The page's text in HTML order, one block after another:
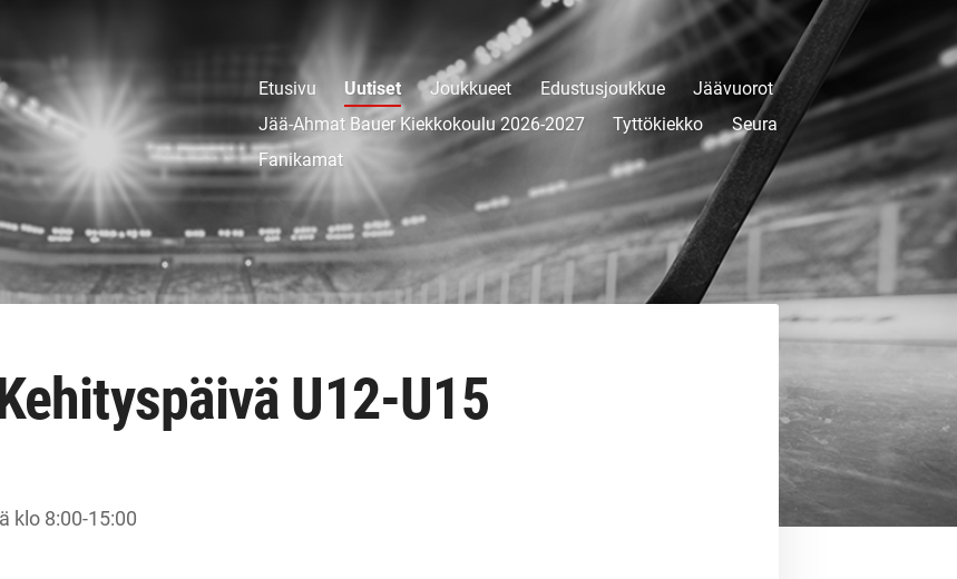
Etusivu Uutiset Joukkueet Edustusjoukkue
Jäävuorot
Jää-Ahmat Bauer Kiekkokoulu 2026-2027
Tyttökiekko
Seura
Fanikamat
U12-U15
klo 8:00-15:00